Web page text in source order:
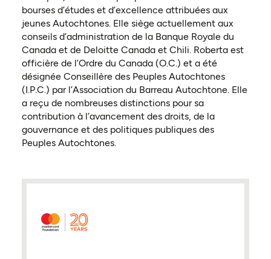
bourses d’études et d’excellence attribuées aux
jeunes Autochtones. Elle siège actuellement aux
conseils d’administration de la Banque Royale du
Canada et de Deloitte Canada et Chili. Roberta est
officière de l’Ordre du Canada (O.C.) et a été
désignée Conseillère des Peuples Autochtones
(I.P.C.) par l’Association du Barreau Autochtone. Elle
a reçu de nombreuses distinctions pour sa
contribution à l’avancement des droits, de la
gouvernance et des politiques publiques des
Peuples Autochtones.